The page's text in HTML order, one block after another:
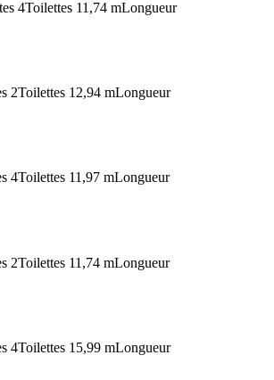
4Toilettes 11,74 mLongueur
2Toilettes 12,94 mLongueur
4Toilettes 11,97 mLongueur
2Toilettes 11,74 mLongueur
4Toilettes 15,99 mLongueur